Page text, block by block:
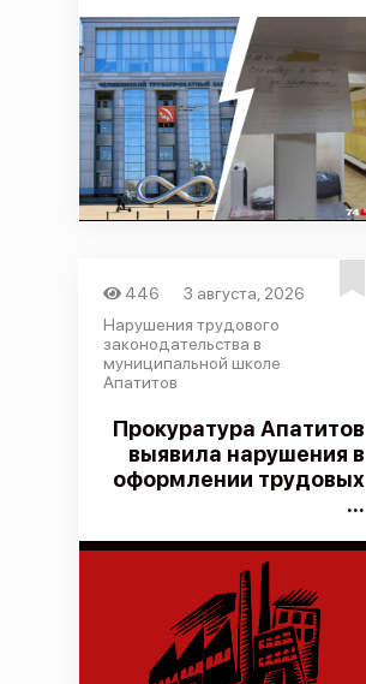
446
3 августа, 2026
Нарушения трудового
законодательства в
муниципальной школе
Апатитов
Прокуратура Апатитов
выявила нарушения в
оформлении трудовых
...